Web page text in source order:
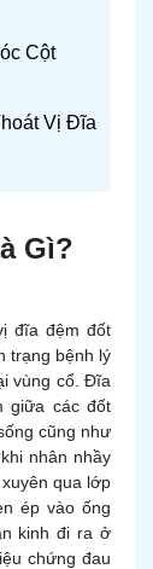
Cột
Vị Đĩa
Gì?
đĩa đệm đốt
trạng bệnh lý
vùng cổ. Đĩa
giữa các đốt
cũng như
nhân nhầy
qua lớp
ép vào ống
kinh đi ra ở
chứng đau